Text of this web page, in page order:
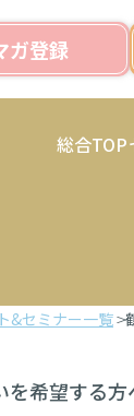
ガ登録
総合TOP
&セミナー一覧
を希望する方